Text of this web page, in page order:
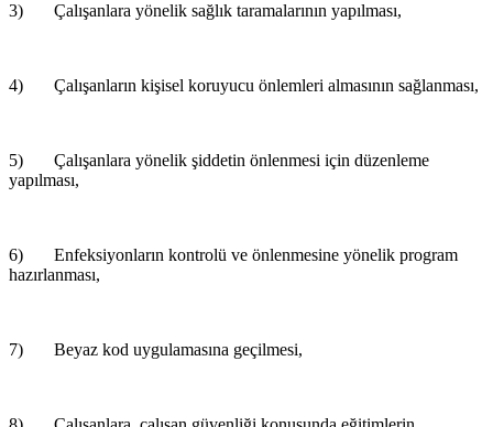
3) Çalışanlara yönelik sağlık taramalarının yapılması,
4) Çalışanların kişisel koruyucu önlemleri almasının sağlanması,
5) Çalışanlara yönelik şiddetin önlenmesi için düzenleme
yapılması,
6) Enfeksiyonların kontrolü ve önlenmesine yönelik program
hazırlanması,
7) Beyaz kod uygulamasına geçilmesi,